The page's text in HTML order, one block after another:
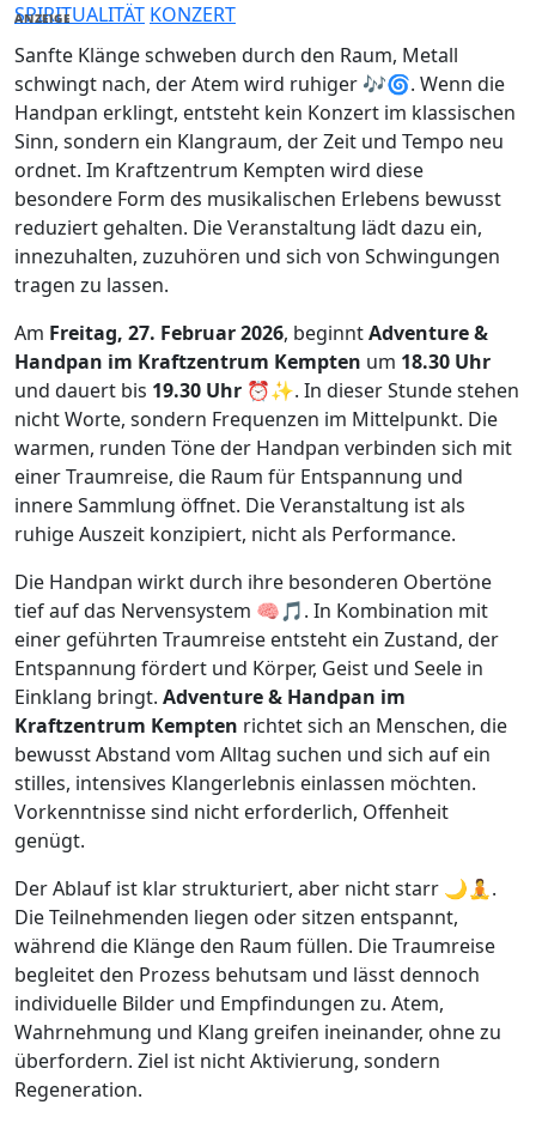
SPIRITUALITÄT KONZERT
ANZEIGE
Sanfte Klänge schweben durch den Raum, Metall
schwingt nach, der Atem wird ruhiger 🎶🌀. Wenn die
Handpan erklingt, entsteht kein Konzert im klassischen
Sinn, sondern ein Klangraum, der Zeit und Tempo neu
ordnet. Im Kraftzentrum Kempten wird diese
besondere Form des musikalischen Erlebens bewusst
reduziert gehalten. Die Veranstaltung lädt dazu ein,
innezuhalten, zuzuhören und sich von Schwingungen
tragen zu lassen.
Am Freitag, 27. Februar 2026, beginntAdventure &
Handpan im Kraftzentrum Kempten um 18.30 Uhr
und dauert bis 19.30 Uhr ⏰✨. In dieser Stunde stehen
nicht Worte, sondern Frequenzen im Mittelpunkt. Die
warmen, runden Töne der Handpan verbinden sich mit
einer Traumreise, die Raum für Entspannung und
innere Sammlung öffnet. Die Veranstaltung ist als
ruhige Auszeit konzipiert, nicht als Performance.
Die Handpan wirkt durch ihre besonderen Obertöne
tief auf das Nervensystem 🧠🎵. In Kombination mit
einer geführten Traumreise entsteht ein Zustand, der
Entspannung fördert und Körper, Geist und Seele in
Einklang bringt. Adventure & Handpan im
Kraftzentrum Kempten richtet sich an Menschen, die
bewusst Abstand vom Alltag suchen und sich auf ein
stilles, intensives Klangerlebnis einlassen möchten.
Vorkenntnisse sind nicht erforderlich, Offenheit
genügt.
Der Ablauf ist klar strukturiert, aber nicht starr 🌙🧘.
Die Teilnehmenden liegen oder sitzen entspannt,
während die Klänge den Raum füllen. Die Traumreise
begleitet den Prozess behutsam und lässt dennoch
individuelle Bilder und Empfindungen zu. Atem,
Wahrnehmung und Klang greifen ineinander, ohne zu
überfordern. Ziel ist nicht Aktivierung, sondern
Regeneration.